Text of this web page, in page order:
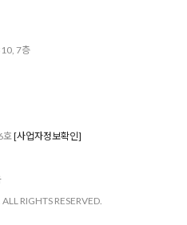
7층
호[사업자정보확인]
RIGHTS RESERVED.